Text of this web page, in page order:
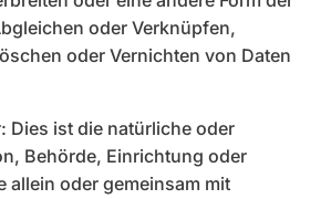
oder Verknüpfen,
oder Vernichten von Daten
Dies ist die natürliche oder
Behörde, Einrichtung oder
allein oder gemeinsam mit